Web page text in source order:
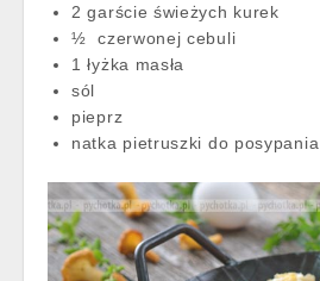
2 garście świeżych kurek
½ czerwonej cebuli
1 łyżka masła
sól
pieprz
natka pietruszki do posypania